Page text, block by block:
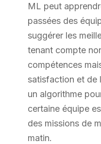
ML peut
passées des
suggérer les
tenant compte
compétences
satisfaction et de
un algorithme
certaine équipe
des missions de
matin.